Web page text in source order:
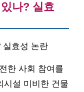
나? 실효
실효성 논란
한 사회 참여를
시설 미비한 건물